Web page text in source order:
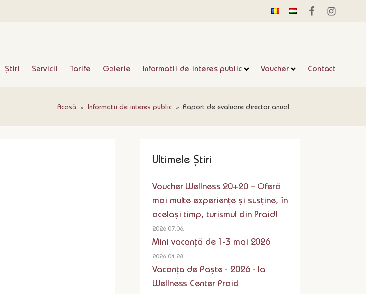
Știri Servicii Tarife Galerie Informatii de interes public Voucher Contact
Acasă » Informații de interes public » Raport de evaluare director anual
Ultimele Știri
Voucher Wellness 20+20 – Oferă
mai multe experiențe și susține, în
același timp, turismul din Praid!
2026.07.06.
Mini vacanță de 1-3 mai 2026
2026.04.28.
Vacanța de Paște - 2026 - la
Wellness Center Praid